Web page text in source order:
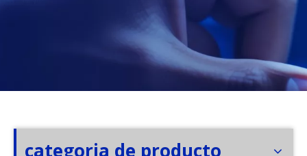
categoria de producto